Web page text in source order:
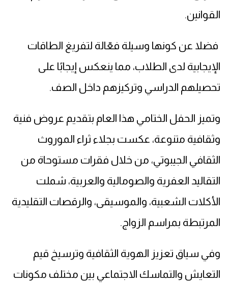
القوانين.
فضلا عن كونها وسيلة فعّالة لتفريغ الطاقات
الإيجابية لدى الطلاب، مما ينعكس إيجابًا على
تحصيلهم الدراسي وتركيزهم داخل الصف.
وتميز الحفل الختامي هذا العام بتقديم عروض فنية
وثقافية متنوعة، عكست بجلاء ثراء الموروث
الثقافي الجيبوتي، من خلال فقرات مستوحاة من
التقاليد العفرية والصومالية والعربية، شملت
الأكلات الشعبية، والموسيقى، والرقصات التقليدية
المرتبطة بمراسم الزواج.
وفي سياق تعزيز الهوية الثقافية وترسيخ قيم
التعايش والتماسك الاجتماعي بين مختلف مكونات